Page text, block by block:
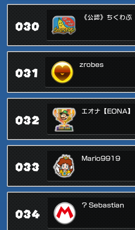
030
《公認》ちくわぶ
031
zrobes
032
エオナ【EONA】
033
Mario9919
034
? Sebastian